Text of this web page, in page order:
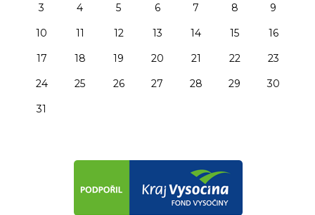
3
4 5 6 7 8
9
10
11 12 13 14 15
16
17
18 19 20 21 22
23
24
25 26 27 28 29
30
31